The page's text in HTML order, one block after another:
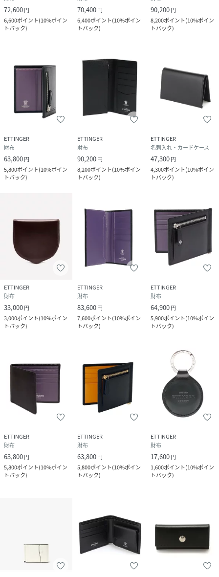
72,600円
6,600ポイント(10%ポイン
トバック)
70,400円
6,400ポイント(10%ポイン
トバック)
90,200円
8,200ポイント(10%ポイン
トバック)
ETTINGER
財布
63,800円
5,800ポイント(10%ポイン
トバック)
ETTINGER
財布
90,200円
8,200ポイント(10%ポイン
トバック)
ETTINGER
名刺入れ・カードケース
47,300円
4,300ポイント(10%ポイン
トバック)
ETTINGER
財布
33,000円
3,000ポイント(10%ポイン
トバック)
ETTINGER
財布
83,600円
7,600ポイント(10%ポイン
トバック)
ETTINGER
財布
64,900円
5,900ポイント(10%ポイン
トバック)
ETTINGER
財布
63,800円
5,800ポイント(10%ポイン
トバック)
ETTINGER
財布
63,800円
5,800ポイント(10%ポイン
トバック)
ETTINGER
財布
17,600円
1,600ポイント(10%ポイン
トバック)